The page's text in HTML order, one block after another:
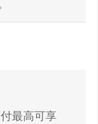
最高可享